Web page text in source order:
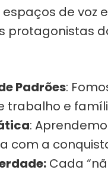
de voz
protagonistas
Padrões:
trabalho e
:
com a
Cada